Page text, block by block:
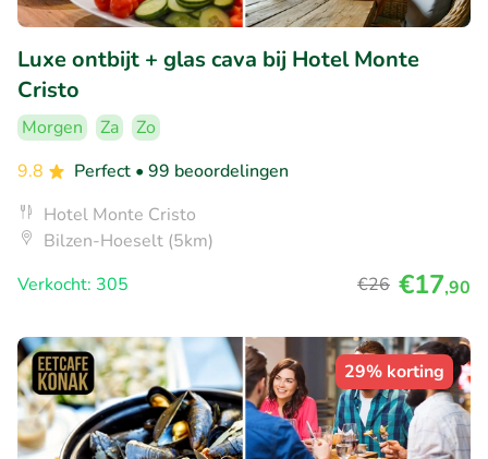
Luxe ontbijt + glas cava bij Hotel Monte
Cristo
Morgen Za
Zo
9.8
Perfect • 99 beoordelingen
Hotel Monte Cristo
Bilzen-Hoeselt (5km)
Verkocht: 305
€26 €17,90
29% korting